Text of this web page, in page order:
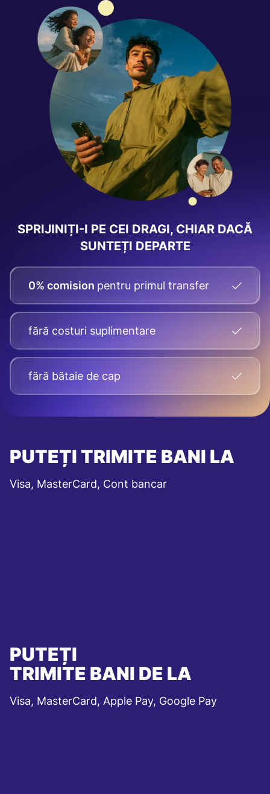
SPRIJINIȚI-I PE CEI DRAGI, CHIAR DACĂ
SUNTEȚI DEPARTE
0% comision pentru primul transfer
fără costuri suplimentare
fără bătaie de cap
PUTEȚI TRIMITE BANI LA
Visa, MasterCard, Cont bancar
PUTEȚI
TRIMITE BANI DE LA
Visa, MasterCard, Apple Pay, Google Pay